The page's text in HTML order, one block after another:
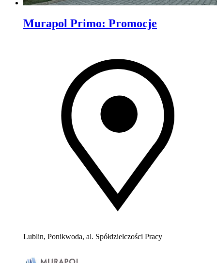
Murapol Primo: Promocje
Lublin, Ponikwoda, al. Spółdzielczości Pracy